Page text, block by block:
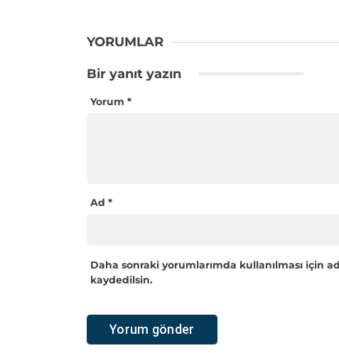
YORUMLAR
Bir yanıt yazın
Yorum *
Ad *
Daha sonraki yorumlarımda kullanılması için
kaydedilsin.